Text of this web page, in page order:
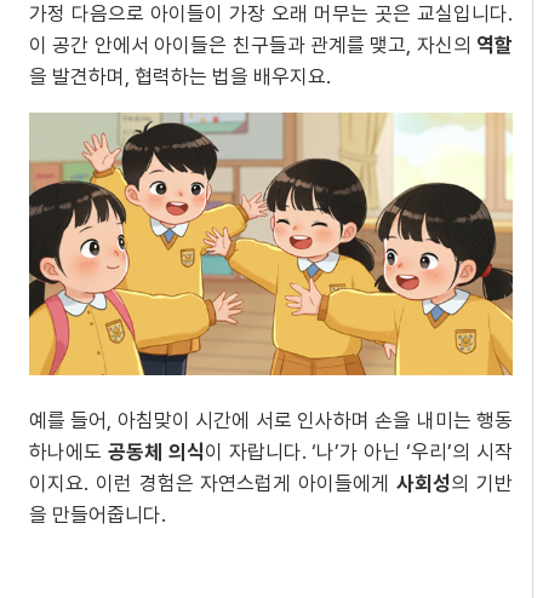
가정 다음으로 아이들이 가장 오래 머무는 곳은 교실입니다.
이 공간 안에서 아이들은 친구들과 관계를 맺고, 자신의 역할
을 발견하며, 협력하는 법을 배우지요.
예를 들어, 아침맞이 시간에 서로 인사하며 손을 내미는 행동
하나에도 공동체 의식이 자랍니다. ‘나’가 아닌 ‘우리’의 시작
이지요. 이런 경험은 자연스럽게 아이들에게사회성의 기반
을 만들어줍니다.